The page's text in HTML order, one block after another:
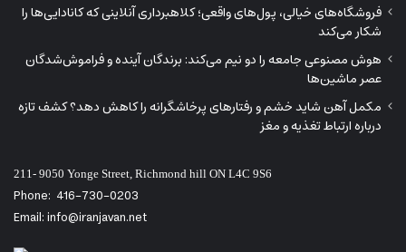
فروشگاه‌های خیالی، پول‌های واقعی؛ کلاهبرداری آنلاینی که کانادایی‌ها را
شکار می‌کند
هوش مصنوعی جامعه را دو نیم می‌کند: برندگان آینده و فراموش‌شدگان
عصر ماشین‌ها
مکمل آهن شاید خشم و رفتارهای پرخاشگرانه را کاهش دهد؟ کشف تازه
درباره ارتباط تغذیه و مغز
211- 9050 Yonge Street, Richmond hill ON L4C 9S6
Phone: 416-730-0203
Email: info@iranjavan.net